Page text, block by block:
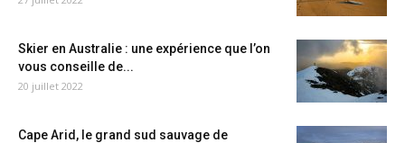
Skier en Australie : une expérience que l’on
vous conseille de...
20 juillet 2022
Cape Arid, le grand sud sauvage de